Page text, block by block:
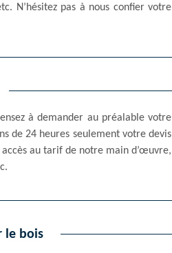
N’hésitez pas à nous confier votre
à demander au préalable votre
de 24 heures seulement votre devis
au tarif de notre main d’œuvre,
le bois